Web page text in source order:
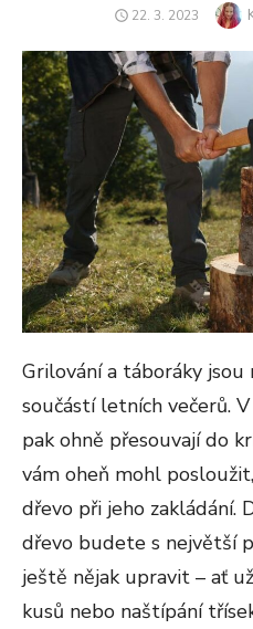
POSTED
22. 3. 2023
Grilování a táboráky
součástí letních večerů.
pak ohně přesouvají do
vám oheň mohl
dřevo při jeho zakládání.
dřevo budete s největší
ještě nějak upravit – ať
kusů nebo naštípání